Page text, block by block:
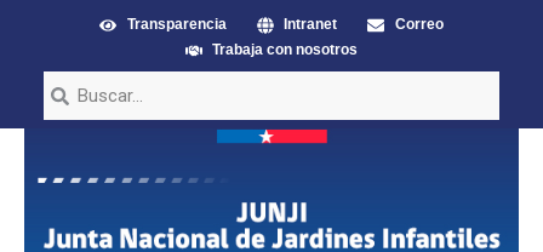
Transparencia Intranet
Correo
Trabaja con nosotros